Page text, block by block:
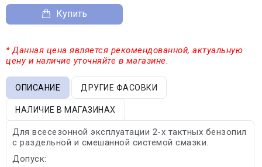
Купить
* Данная цена является рекомендованной, актуальную
цену и наличие уточняйте в магазине.
ОПИСАНИЕ ДРУГИЕ ФАСОВКИ
НАЛИЧИЕ В МАГАЗИНАХ
Для всесезонной эксплуатации 2-х тактных бензопил
с раздельной и смешанной системой смазки.
Допуск: